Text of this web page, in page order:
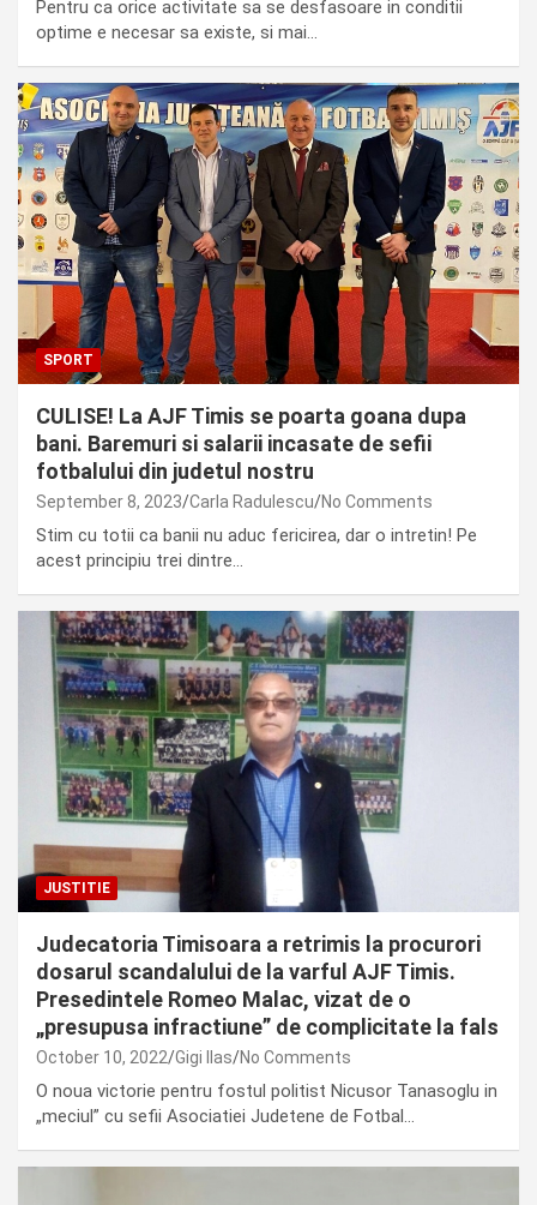
Pentru ca orice activitate sa se desfasoare in conditii
optime e necesar sa existe, si mai…
SPORT
CULISE! La AJF Timis se poarta goana dupa
bani. Baremuri si salarii incasate de sefii
fotbalului din judetul nostru
September 8, 2023 Carla Radulescu No Comments
Stim cu totii ca banii nu aduc fericirea, dar o intretin! Pe
acest principiu trei dintre…
JUSTITIE
Judecatoria Timisoara a retrimis la procurori
dosarul scandalului de la varful AJF Timis.
Presedintele Romeo Malac, vizat de o
„presupusa infractiune” de complicitate la fals
October 10, 2022 Gigi Ilas No Comments
O noua victorie pentru fostul politist Nicusor Tanasoglu in
„meciul” cu sefii Asociatiei Judetene de Fotbal…